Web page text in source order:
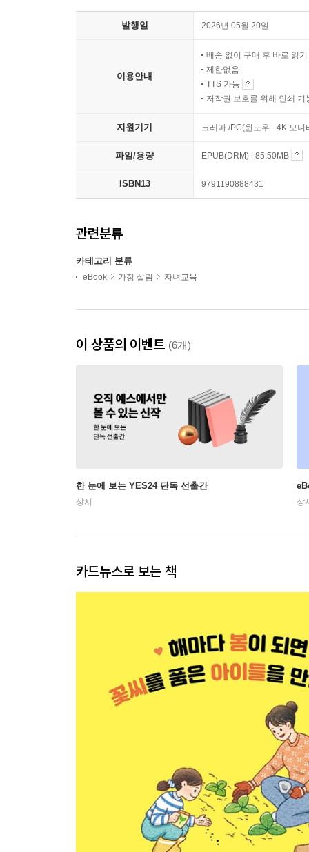
발행일 2026년 05월 20일
이용안내
배송 없이 구매 후 바로 읽기
제한없음
TTS 가능
저작권 보호를 위해 인쇄 기
지원기기 크레마 /PC(윈도우 - 4K 모
파일/용량 EPUB(DRM) | 85.50MB
ISBN13 9791190888431
관련분류
카테고리 분류
eBook 가정 살림 자녀교육
이 상품의 이벤트 (6개)
한 눈에 보는 YES24 단독 선출간
상시 상
카드뉴스로 보는 책